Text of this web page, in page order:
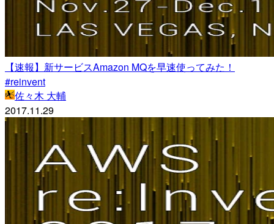
【速報】新サービスAmazon MQを早速使ってみた！
#reinvent
佐々木 大輔
2017.11.29